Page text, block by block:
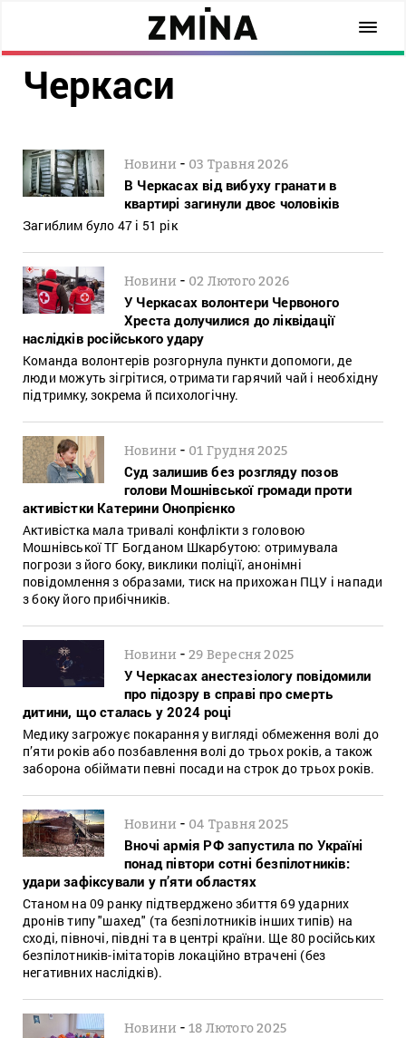
Черкаси
Новини - 03 Травня 2026
В Черкасах від вибуху гранати в
квартирі загинули двоє чоловіків
Загиблим було 47 і 51 рік
Новини - 02 Лютого 2026
У Черкасах волонтери Червоного
Хреста долучилися до ліквідації
наслідків російського удару
Команда волонтерів розгорнула пункти допомоги, де
люди можуть зігрітися, отримати гарячий чай і необхідну
підтримку, зокрема й психологічну.
Новини - 01 Грудня 2025
Суд залишив без розгляду позов
голови Мошнівської громади проти
активістки Катерини Онопрієнко
Активістка мала тривалі конфлікти з головою
Мошнівської ТГ Богданом Шкарбутою: отримувала
погрози з його боку, виклики поліції, анонімні
повідомлення з образами, тиск на прихожан ПЦУ і напади
з боку його прибічників.
Новини -29 Вересня 2025
У Черкасах анестезіологу повідомили
про підозру в справі про смерть
дитини, що сталась у 2024 році
Медику загрожує покарання у вигляді обмеження волі до
п’яти років або позбавлення волі до трьох років, а також
заборона обіймати певні посади на строк до трьох років.
Новини - 04 Травня 2025
Вночі армія РФ запустила по Україні
понад півтори сотні безпілотників:
удари зафіксували у п’яти областях
Станом на 09 ранку підтверджено збиття 69 ударних
дронів типу "шахед" (та безпілотників інших типів) на
сході, півночі, півдні та в центрі країни. Ще 80 російських
безпілотників-імітаторів локаційно втрачені (без
негативних наслідків).
Новини -18 Лютого 2025